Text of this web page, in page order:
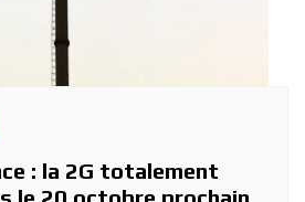
: la 2G totalement